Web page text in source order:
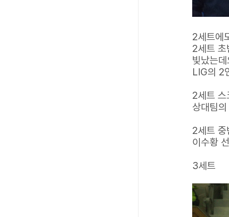
2세트에
2세트
빛났는
LIG의 2
2세트
상대팀
2세트 중
이수황
3세트